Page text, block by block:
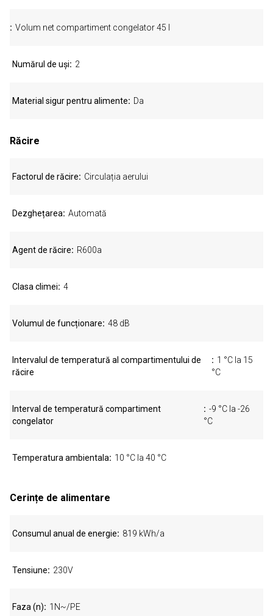
Volum net compartiment congelator 45 l
Numărul de uși 2
Material sigur pentru alimente Da
Răcire
Factorul de răcire Circulația aerului
Dezghețarea Automată
Agent de răcire R600a
Clasa climei 4
Volumul de funcționare 48 dB
Intervalul de temperatură al compartimentului de
răcire
1 °C la 15
°C
Interval de temperatură compartiment
congelator
-9 °C la -26
°C
Temperatura ambientala 10 °C la 40 °C
Cerințe de alimentare
Consumul anual de energie 819 kWh/a
Tensiune 230V
Faza (n) 1N~/PE